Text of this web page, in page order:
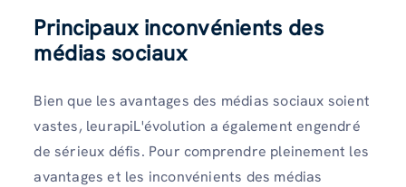
Principaux inconvénients des
médias sociaux
Bien que les avantages des médias sociaux soient
vastes, leurapiL'évolution a également engendré
de sérieux défis. Pour comprendre pleinement les
avantages et les inconvénients des médias